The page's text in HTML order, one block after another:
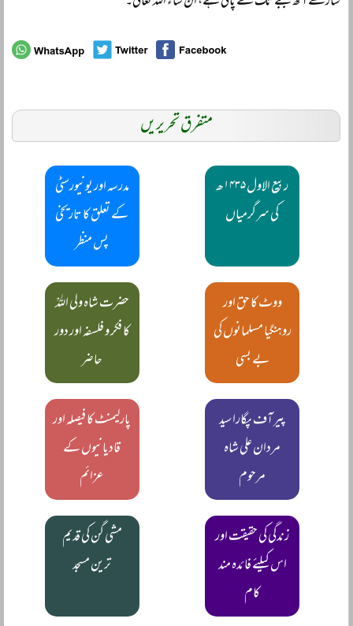
متفرق تحریریں
ربیع الاول ۱۴۳۵ھ
کی سرگرمیاں
مدرسہ اور یونیورسٹی
کے تعلق کا تاریخی
پس منظر
ووٹ کا حق اور
روہنگیا مسلمانوں کی
بے بسی
حضرت شاہ ولی اللہؒ
کا فکر و فلسفہ اور دور
حاضر
پیر آف پگارا سید
مردان علی شاہ
مرحوم
پارلیمنٹ کا فیصلہ اور
قادیانیوں کے
عزائم
زندگی کی حقیقت اور
اس کیلئے فائدہ مند
کام
مشی گن کی قدیم
ترین مسجد